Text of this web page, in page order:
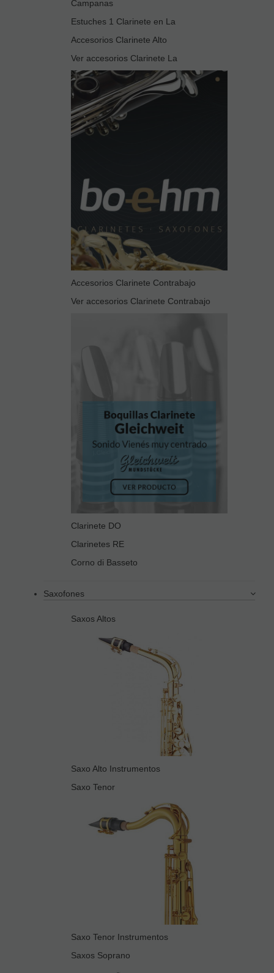
Campanas
Estuches 1 Clarinete en La
Accesorios Clarinete Alto
Ver accesorios Clarinete La
Accesorios Clarinete Contrabajo
Ver accesorios Clarinete Contrabajo
Clarinete DO
Clarinetes RE
Corno di Basseto
Saxofones
Saxos Altos
Saxo Alto Instrumentos
Saxo Tenor
Saxo Tenor Instrumentos
Saxos Soprano